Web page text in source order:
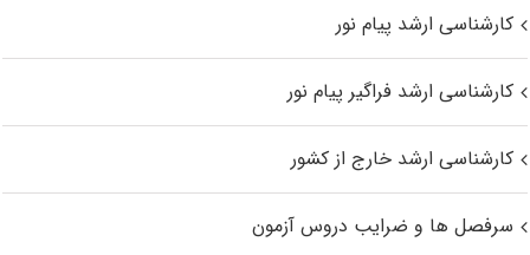
کارشناسی ارشد پیام نور
کارشناسی ارشد فراگیر پیام نور
کارشناسی ارشد خارج از کشور
سرفصل ها و ضرایب دروس آزمون